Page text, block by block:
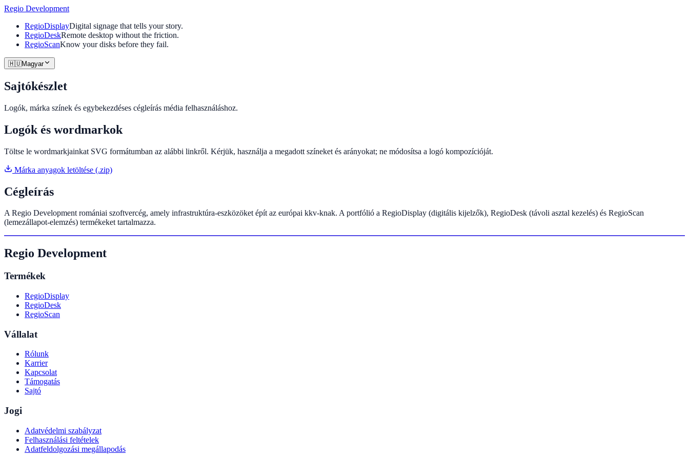
Regio Development
RegioDisplayDigital signage that tells your story.
RegioDeskRemote desktop without the friction.
RegioScanKnow your disks before they fail.
🇭🇺Magyar
Sajtókészlet
Logók, márka színek és egybekezdéses cégleírás média felhasználáshoz.
Logók és wordmarkok
Töltse le wordmarkjainkat SVG formátumban az alábbi linkről. Kérjük, használja a megadott színeket és arányokat; ne módosítsa a logó kompozícióját.
Márka anyagok letöltése (.zip)
Cégleírás
A Regio Development romániai szoftvercég, amely infrastruktúra-eszközöket épít az európai kkv-knak. A portfólió a RegioDisplay (digitális kijelzők), RegioDesk (távoli asztal kezelés) és RegioScan
(lemezállapot-elemzés) termékeket tartalmazza.
Regio Development
Termékek
RegioDisplay
RegioDesk
RegioScan
Vállalat
Rólunk
Karrier
Kapcsolat
Támogatás
Sajtó
Jogi
Adatvédelmi szabályzat
Felhasználási feltételek
Adatfeldolgozási megállapodás